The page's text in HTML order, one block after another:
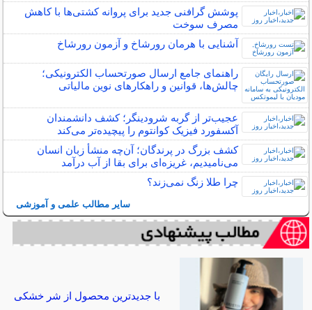
پوشش گرافنی جدید برای پروانه کشتی‌ها با کاهش
مصرف سوخت
آشنایی با هرمان رورشاخ و آزمون رورشاخ
راهنمای جامع ارسال صورتحساب الکترونیکی؛
چالش‌ها، قوانین و راهکارهای نوین مالیاتی
عجیب‌تر از گربه شرودینگر؛ کشف دانشمندان
آکسفورد فیزیک کوانتوم را پیچیده‌تر می‌کند
کشف بزرگ در پرندگان؛ آن‌چه منشأ زبان انسان
می‌نامیدیم، غریزه‌ای برای بقا از آب درآمد
چرا طلا زنگ نمی‌زند؟
سایر مطالب علمی و آموزشی
با جدیدترین محصول از شر خشکی